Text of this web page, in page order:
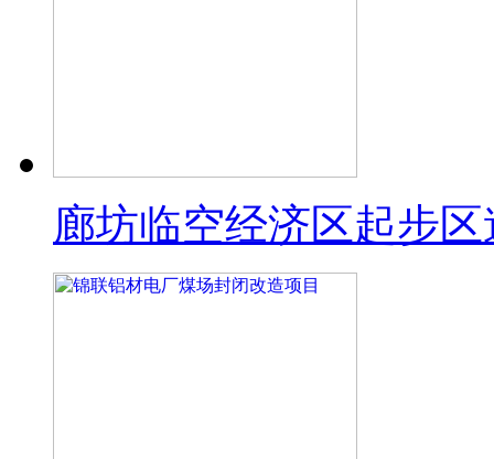
廊坊临空经济区起步